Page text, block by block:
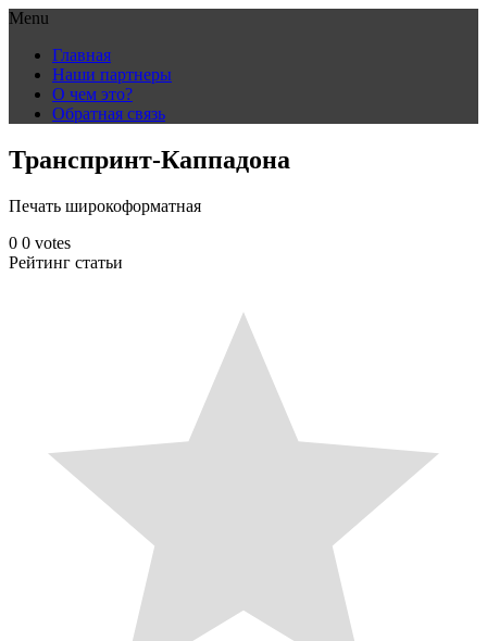
Menu
content
Главная
Наши партнеры
О чем это?
Обратная связь
Транспринт-Каппадона
Печать широкоформатная
0 0 votes
Рейтинг статьи